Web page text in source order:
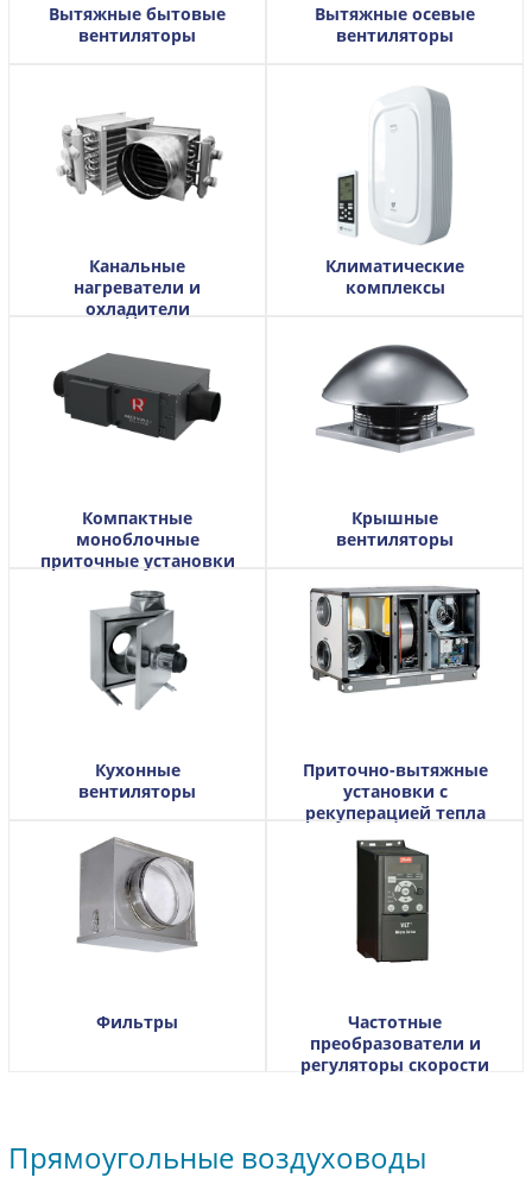
Вытяжные бытовые
вентиляторы
Вытяжные осевые
вентиляторы
Канальные
нагреватели и
охладители
Климатические
комплексы
Компактные
моноблочные
приточные установки
Крышные
вентиляторы
Кухонные
вентиляторы
Приточно-вытяжные
установки с
рекуперацией тепла
Фильтры
Частотные
преобразователи и
регуляторы скорости
Прямоугольные воздуховоды